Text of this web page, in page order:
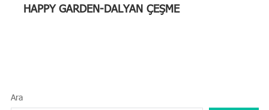
Previous
HAPPY GARDEN-DALYAN ÇEŞME
Ara